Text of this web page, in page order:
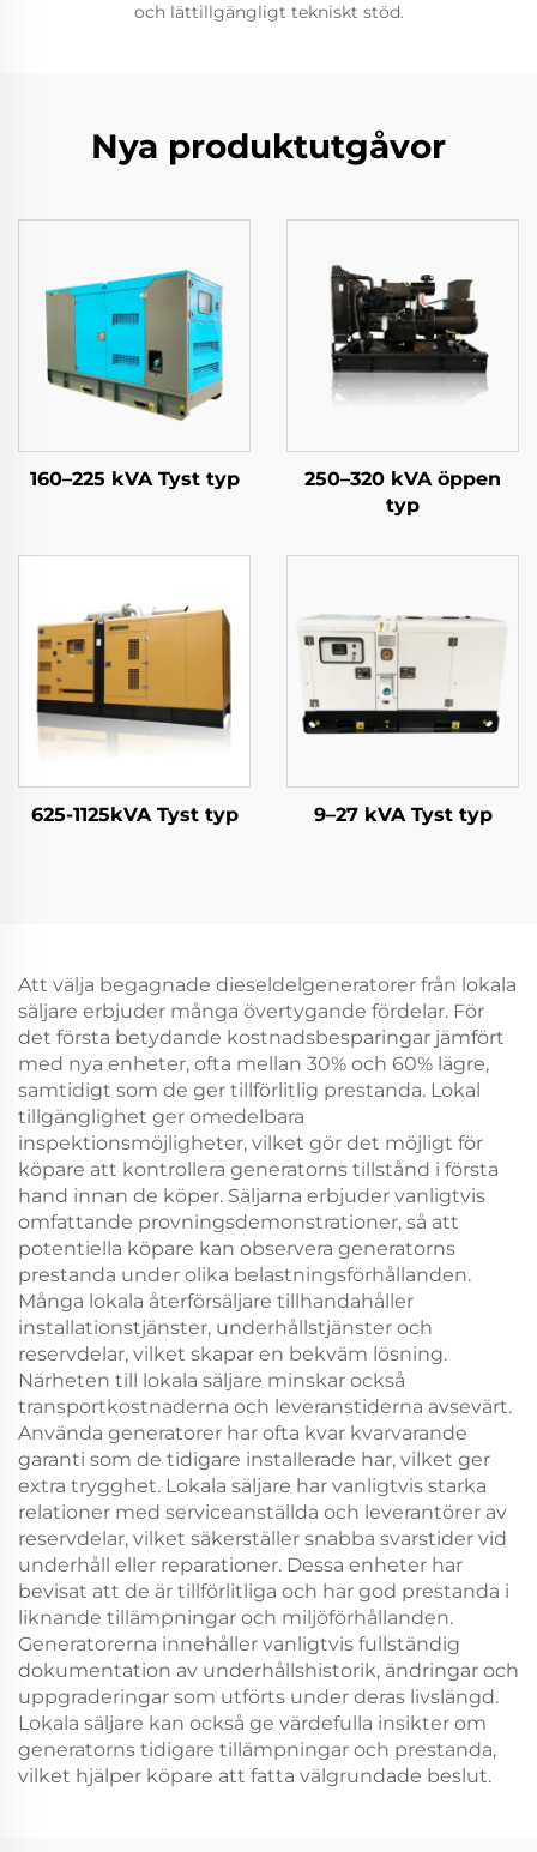
och lättillgängligt tekniskt stöd.
Nya produktutgåvor
160–225 kVA Tyst typ
250–320 kVA öppen
typ
625-1125kVA Tyst typ 9–27 kVA Tyst typ
Att välja begagnade dieseldelgeneratorer från lokala
säljare erbjuder många övertygande fördelar. För
det första betydande kostnadsbesparingar jämfört
med nya enheter, ofta mellan 30% och 60% lägre,
samtidigt som de ger tillförlitlig prestanda. Lokal
tillgänglighet ger omedelbara
inspektionsmöjligheter, vilket gör det möjligt för
köpare att kontrollera generatorns tillstånd i första
hand innan de köper. Säljarna erbjuder vanligtvis
omfattande provningsdemonstrationer, så att
potentiella köpare kan observera generatorns
prestanda under olika belastningsförhållanden.
Många lokala återförsäljare tillhandahåller
installationstjänster, underhållstjänster och
reservdelar, vilket skapar en bekväm lösning.
Närheten till lokala säljare minskar också
transportkostnaderna och leveranstiderna avsevärt.
Använda generatorer har ofta kvar kvarvarande
garanti som de tidigare installerade har, vilket ger
extra trygghet. Lokala säljare har vanligtvis starka
relationer med serviceanställda och leverantörer av
reservdelar, vilket säkerställer snabba svarstider vid
underhåll eller reparationer. Dessa enheter har
bevisat att de är tillförlitliga och har god prestanda i
liknande tillämpningar och miljöförhållanden.
Generatorerna innehåller vanligtvis fullständig
dokumentation av underhållshistorik, ändringar och
uppgraderingar som utförts under deras livslängd.
Lokala säljare kan också ge värdefulla insikter om
generatorns tidigare tillämpningar och prestanda,
vilket hjälper köpare att fatta välgrundade beslut.